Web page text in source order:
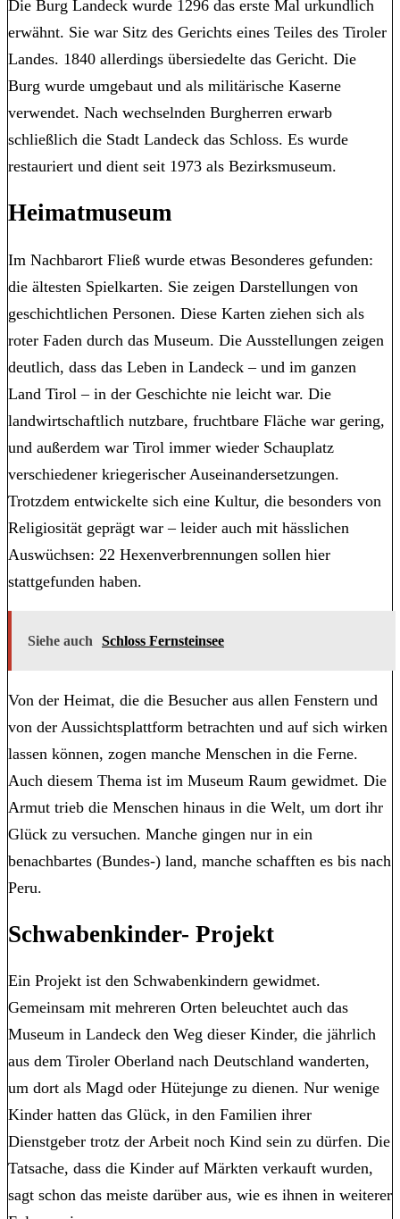
Die Burg Landeck wurde 1296 das erste Mal urkundlich
erwähnt. Sie war Sitz des Gerichts eines Teiles des Tiroler
Landes. 1840 allerdings übersiedelte das Gericht. Die
Burg wurde umgebaut und als militärische Kaserne
verwendet. Nach wechselnden Burgherren erwarb
schließlich die Stadt Landeck das Schloss. Es wurde
restauriert und dient seit 1973 als Bezirksmuseum.
Heimatmuseum
Im Nachbarort Fließ wurde etwas Besonderes gefunden:
die ältesten Spielkarten. Sie zeigen Darstellungen von
geschichtlichen Personen. Diese Karten ziehen sich als
roter Faden durch das Museum. Die Ausstellungen zeigen
deutlich, dass das Leben in Landeck – und im ganzen
Land Tirol – in der Geschichte nie leicht war. Die
landwirtschaftlich nutzbare, fruchtbare Fläche war gering,
und außerdem war Tirol immer wieder Schauplatz
verschiedener kriegerischer Auseinandersetzungen.
Trotzdem entwickelte sich eine Kultur, die besonders von
Religiosität geprägt war – leider auch mit hässlichen
Auswüchsen: 22 Hexenverbrennungen sollen hier
stattgefunden haben.
Siehe auch Schloss Fernsteinsee
Von der Heimat, die die Besucher aus allen Fenstern und
von der Aussichtsplattform betrachten und auf sich wirken
lassen können, zogen manche Menschen in die Ferne.
Auch diesem Thema ist im Museum Raum gewidmet. Die
Armut trieb die Menschen hinaus in die Welt, um dort ihr
Glück zu versuchen. Manche gingen nur in ein
benachbartes (Bundes-) land, manche schafften es bis nach
Peru.
Schwabenkinder- Projekt
Ein Projekt ist den Schwabenkindern gewidmet.
Gemeinsam mit mehreren Orten beleuchtet auch das
Museum in Landeck den Weg dieser Kinder, die jährlich
aus dem Tiroler Oberland nach Deutschland wanderten,
um dort als Magd oder Hütejunge zu dienen. Nur wenige
Kinder hatten das Glück, in den Familien ihrer
Dienstgeber trotz der Arbeit noch Kind sein zu dürfen. Die
Tatsache, dass die Kinder auf Märkten verkauft wurden,
sagt schon das meiste darüber aus, wie es ihnen in weiterer